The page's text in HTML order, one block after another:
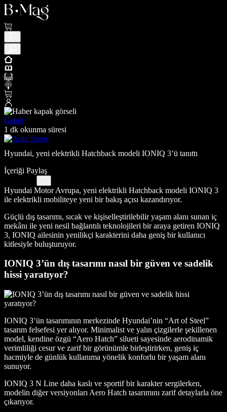
Genel
1 dk okunma süresi
Hyundai, yeni elektrikli Hatchback modeli IONIQ 3’ü tanıttı
İçeriği Paylaş
Hyundai Motor Avrupa, yeni elektrikli Hatchback modeli IONIQ 3
ile elektrikli mobiliteye yeni bir bakış açısı kazandırıyor.
Güçlü dış tasarımı, sıcak ve kişiselleştirilebilir yaşam alanı sunan iç
mekânı ile yeni nesil bağlantılı teknolojileri bir araya getiren IONIQ
3, IONIQ ailesinin yenilikçi karakterini daha geniş bir kullanıcı
kitlesiyle buluşturuyor.
IONIQ 3’ün dış tasarımı nasıl bir güven ve sadelik
hissi yaratıyor?
IONIQ 3’ün tasarımının merkezinde Hyundai’nin “Art of Steel”
tasarım felsefesi yer alıyor. Minimalist ve yalın çizgilerle şekillenen
model, kendine özgü “Aero Hatch” silueti sayesinde aerodinamik
verimliliği cesur ve zarif bir görünümle birleştirirken, geniş iç
hacmiyle de günlük kullanıma yönelik konforlu bir yaşam alanı
sunuyor.
IONIQ 3 N Line daha kaslı ve sportif bir karakter sergilerken,
modelin diğer versiyonları Aero Hatch tasarımını zarif detaylarla öne
çıkarıyor.